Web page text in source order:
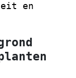
en